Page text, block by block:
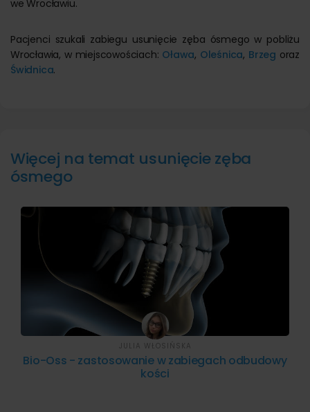
we Wrocławiu.
Pacjenci szukali zabiegu usunięcie zęba ósmego w pobliżu
Wrocławia, w miejscowościach: Oława, Oleśnica, Brzeg oraz
Świdnica.
Więcej na temat usunięcie zęba
ósmego
Bio-Oss - zastosowanie w zabiegach odbudowy
kości
JULIA WŁOSIŃSKA